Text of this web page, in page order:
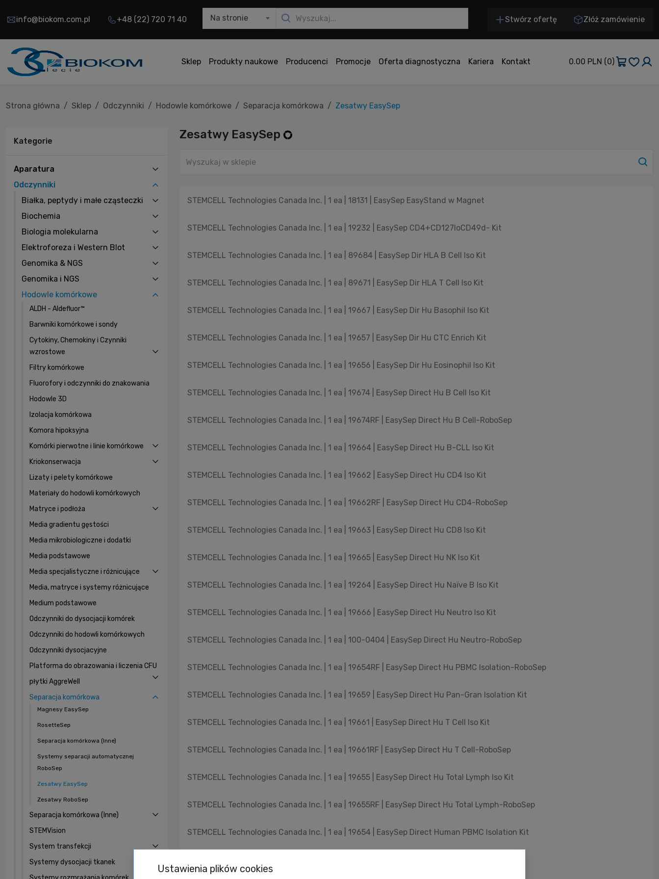
info@biokom.com.pl +48 (22) 720 71 40 Na stronie Stwórz ofertę Złóż zamówienie
Sklep Produkty naukowe Producenci Promocje Oferta diagnostyczna Kariera Kontakt 0.00 PLN (0)
Strona główna Sklep Odczynniki Hodowle komórkowe Separacja komórkowa Zesatwy EasySep
Kategorie
Aparatura
Odczynniki
Białka, peptydy i małe cząsteczki
Biochemia
Biologia molekularna
Elektroforeza i Western Blot
Genomika & NGS
Genomika i NGS
Hodowle komórkowe
ALDH - Aldefluor™
Barwniki komórkowe i sondy
Cytokiny, Chemokiny i Czynniki
wzrostowe
Filtry komórkowe
Fluorofory i odczynniki do znakowania
Hodowle 3D
Izolacja komórkowa
Komora hipoksyjna
Komórki pierwotne i linie komórkowe
Kriokonserwacja
Lizaty i pelety komórkowe
Materiały do hodowli komórkowych
Matryce i podłoża
Media gradientu gęstości
Media mikrobiologiczne i dodatki
Media podstawowe
Media specjalistyczne i różnicujące
Media, matryce i systemy różnicujące
Medium podstawowe
Odczynniki do dysocjacji komórek
Odczynniki do hodowli komórkowych
Odczynniki dysocjacyjne
Platforma do obrazowania i liczenia CFU
płytki AggreWell
Separacja komórkowa
Magnesy EasySep
RosetteSep
Separacja komórkowa (Inne)
Systemy separacji automatycznej
RoboSep
Zesatwy EasySep
Zesatwy RoboSep
Separacja komórkowa (Inne)
STEMVision
System transfekcji
Systemy dysocjacji tkanek
Zesatwy EasySep
STEMCELL Technologies Canada Inc. | 1 ea | 18131 | EasySep EasyStand w Magnet
STEMCELL Technologies Canada Inc. | 1 ea | 19232 | EasySep CD4+CD127loCD49d- Kit
STEMCELL Technologies Canada Inc. | 1 ea | 89684 | EasySep Dir HLA B Cell Iso Kit
STEMCELL Technologies Canada Inc. | 1 ea | 89671 | EasySep Dir HLA T Cell Iso Kit
STEMCELL Technologies Canada Inc. | 1 ea | 19667 | EasySep Dir Hu Basophil Iso Kit
STEMCELL Technologies Canada Inc. | 1 ea | 19657 | EasySep Dir Hu CTC Enrich Kit
STEMCELL Technologies Canada Inc. | 1 ea | 19656 | EasySep Dir Hu Eosinophil Iso Kit
STEMCELL Technologies Canada Inc. | 1 ea | 19674 | EasySep Direct Hu B Cell Iso Kit
STEMCELL Technologies Canada Inc. | 1 ea | 19674RF | EasySep Direct Hu B Cell-RoboSep
STEMCELL Technologies Canada Inc. | 1 ea | 19664 | EasySep Direct Hu B-CLL Iso Kit
STEMCELL Technologies Canada Inc. | 1 ea | 19662 | EasySep Direct Hu CD4 Iso Kit
STEMCELL Technologies Canada Inc. | 1 ea | 19662RF | EasySep Direct Hu CD4-RoboSep
STEMCELL Technologies Canada Inc. | 1 ea | 19663 | EasySep Direct Hu CD8 Iso Kit
STEMCELL Technologies Canada Inc. | 1 ea | 19665 | EasySep Direct Hu NK Iso Kit
STEMCELL Technologies Canada Inc. | 1 ea | 19264 | EasySep Direct Hu Naïve B Iso Kit
STEMCELL Technologies Canada Inc. | 1 ea | 19666 | EasySep Direct Hu Neutro Iso Kit
STEMCELL Technologies Canada Inc. | 1 ea | 100-0404 | EasySep Direct Hu Neutro-RoboSep
STEMCELL Technologies Canada Inc. | 1 ea | 19654RF | EasySep Direct Hu PBMC Isolation-RoboSep
STEMCELL Technologies Canada Inc. | 1 ea | 19659 | EasySep Direct Hu Pan-Gran Isolation Kit
STEMCELL Technologies Canada Inc. | 1 ea | 19661 | EasySep Direct Hu T Cell Iso Kit
STEMCELL Technologies Canada Inc. | 1 ea | 19661RF | EasySep Direct Hu T Cell-RoboSep
STEMCELL Technologies Canada Inc. | 1 ea | 19655 | EasySep Direct Hu Total Lymph Iso Kit
STEMCELL Technologies Canada Inc. | 1 ea | 19655RF | EasySep Direct Hu Total Lymph-RoboSep
STEMCELL Technologies Canada Inc. | 1 ea | 19654 | EasySep Direct Human PBMC Isolation Kit
Ustawienia plików cookies